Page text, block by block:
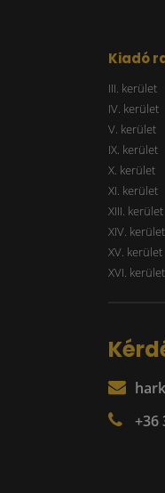
Kiadó
III. kerület
IV. kerület
V. kerület
IX. kerület
X. kerület
XI. kerület
XIII. kerület
XIV. kerület
XV. kerület
XVI. kerület
+36